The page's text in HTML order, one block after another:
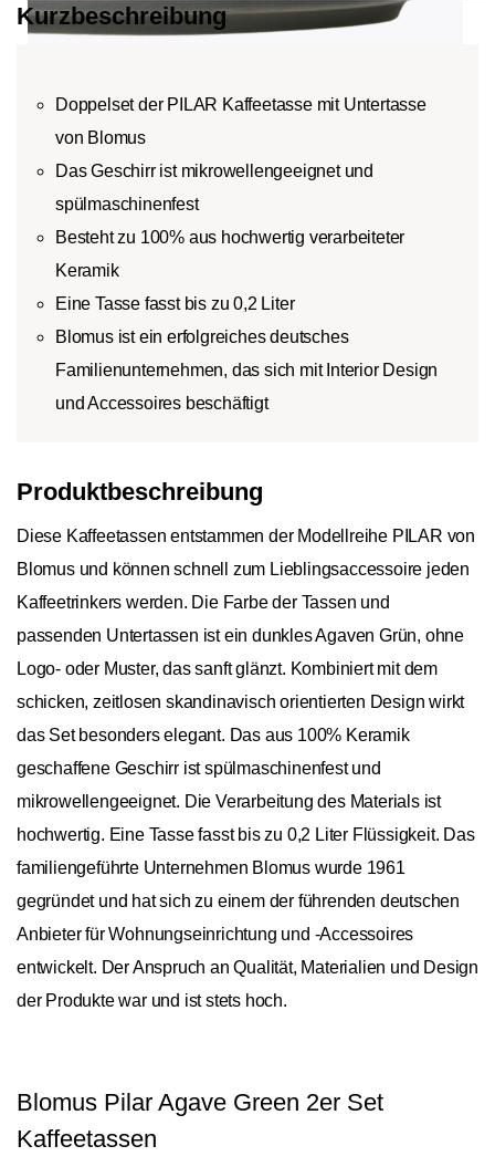
Kurzbeschreibung
Doppelset der PILAR Kaffeetasse mit Untertasse
von Blomus
Das Geschirr ist mikrowellengeeignet und
spülmaschinenfest
Besteht zu 100% aus hochwertig verarbeiteter
Keramik
Eine Tasse fasst bis zu 0,2 Liter
Blomus ist ein erfolgreiches deutsches
Familienunternehmen, das sich mit Interior Design
und Accessoires beschäftigt
Produktbeschreibung
Diese Kaffeetassen entstammen der Modellreihe PILAR von
Blomus und können schnell zum Lieblingsaccessoire jeden
Kaffeetrinkers werden. Die Farbe der Tassen und
passenden Untertassen ist ein dunkles Agaven Grün, ohne
Logo- oder Muster, das sanft glänzt. Kombiniert mit dem
schicken, zeitlosen skandinavisch orientierten Design wirkt
das Set besonders elegant. Das aus 100% Keramik
geschaffene Geschirr ist spülmaschinenfest und
mikrowellengeeignet. Die Verarbeitung des Materials ist
hochwertig. Eine Tasse fasst bis zu 0,2 Liter Flüssigkeit. Das
familiengeführte Unternehmen Blomus wurde 1961
gegründet und hat sich zu einem der führenden deutschen
Anbieter für Wohnungseinrichtung und -Accessoires
entwickelt. Der Anspruch an Qualität, Materialien und Design
der Produkte war und ist stets hoch.
Blomus Pilar Agave Green 2er Set
Kaffeetassen